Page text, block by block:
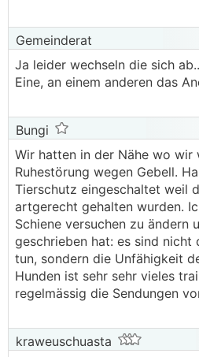
Gemeinderat
Ja leider wechseln die sich
Eine, an einem anderen das
Bungi
Wir hatten in der Nähe wo wir
Ruhestörung wegen Gebell.
Tierschutz eingeschaltet weil
artgerecht gehalten wurden.
Schiene versuchen zu ändern
geschrieben hat: es sind nicht
tun, sondern die Unfähigkeit
Hunden ist sehr sehr vieles
regelmässig die Sendungen
kraweuschuasta